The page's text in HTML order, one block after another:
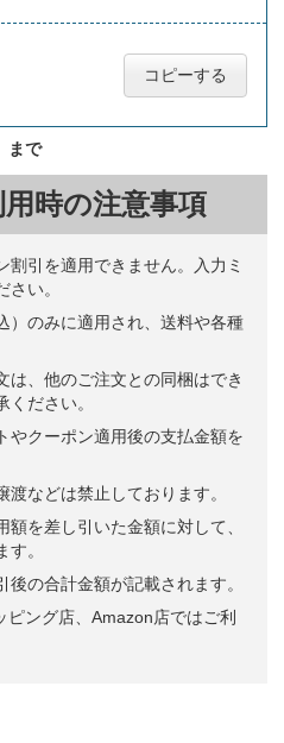
コピーする
まで
時の注意事項
割引を適用できません。入力ミ
い。
）のみに適用され、送料や各種
は、他のご注文との同梱はでき
ください。
やクーポン適用後の支払金額を
などは禁止しております。
を差し引いた金額に対して、
。
の合計金額が記載されます。
ング店、Amazon店ではご利